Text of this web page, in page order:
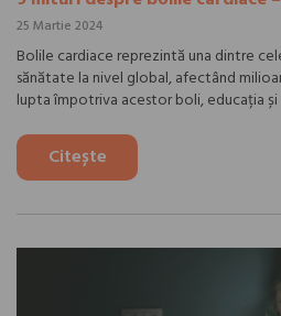
25 Martie 2024
Bolile cardiace reprezintă una dintre
sănătate la nivel global, afectând
lupta împotriva acestor boli, educația
Citește